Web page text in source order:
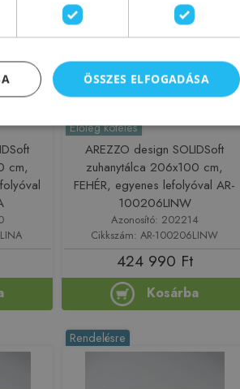
cm,
Előleg köteles
AREZZO design SOLIDSoft
zuhanytálca 206x100 cm,
FEHÉR, egyenes lefolyóval AR-
100206LINW
Azonosító: 202214
Cikkszám: AR-100206LINW
424 990 Ft
Kosárba
Rendelésre
ÖSSZES ELFOGADÁSA